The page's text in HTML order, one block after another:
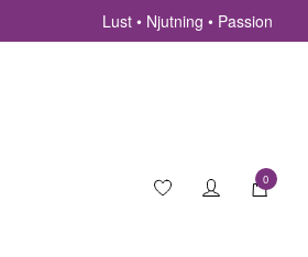
Lust • Njutning • Passion
0